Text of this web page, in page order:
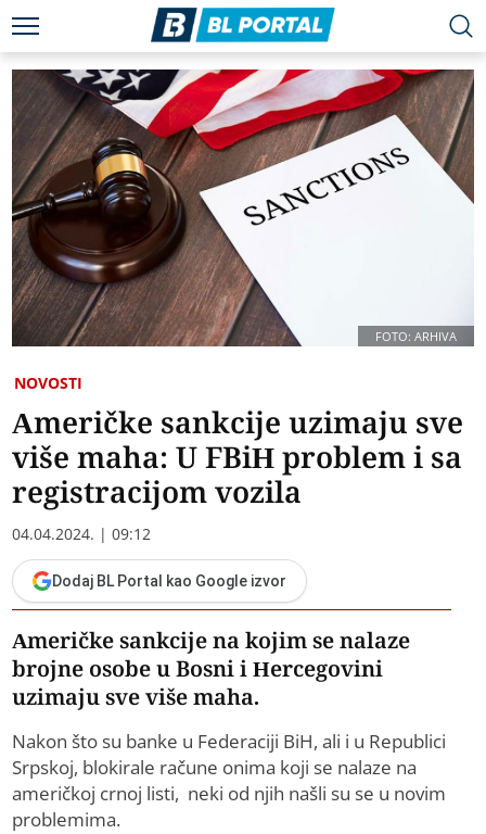
FOTO: ARHIVA
NOVOSTI
Američke sankcije uzimaju sve
više maha: U FBiH problem i sa
registracijom vozila
04.04.2024. | 09:12
Dodaj BL Portal kao Google izvor
Američke sankcije na kojim se nalaze
brojne osobe u Bosni i Hercegovini
uzimaju sve više maha.
Nakon što su banke u Federaciji BiH, ali i u Republici
Srpskoj, blokirale račune onima koji se nalaze na
američkoj crnoj listi, neki od njih našli su se u novim
problemima.